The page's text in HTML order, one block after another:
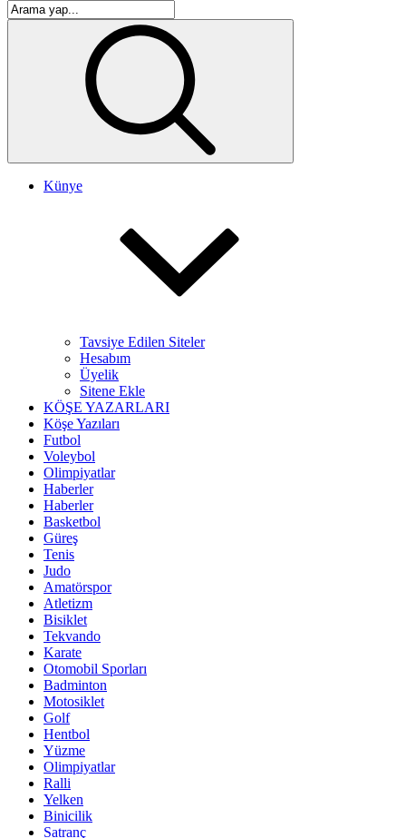
Künye
Tavsiye Edilen Siteler
Hesabım
Üyelik
Sitene Ekle
KÖŞE YAZARLARI
Köşe Yazıları
Futbol
Voleybol
Olimpiyatlar
Haberler
Haberler
Basketbol
Güreş
Tenis
Judo
Amatörspor
Atletizm
Bisiklet
Tekvando
Karate
Otomobil Sporları
Badminton
Motosiklet
Golf
Hentbol
Yüzme
Olimpiyatlar
Ralli
Yelken
Binicilik
Satranç